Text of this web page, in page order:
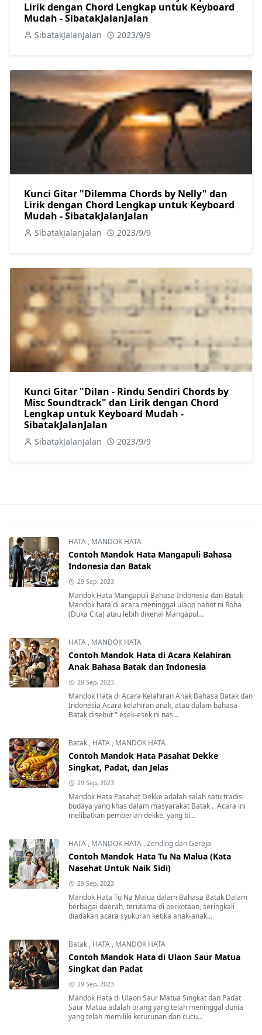
Lirik dengan Chord Lengkap untuk Keyboard
Mudah - SibatakJalanJalan
SibatakJalanJalan 2023/9/9
Kunci Gitar "Dilemma Chords by Nelly" dan
Lirik dengan Chord Lengkap untuk Keyboard
Mudah - SibatakJalanJalan
SibatakJalanJalan 2023/9/9
Kunci Gitar "Dilan - Rindu Sendiri Chords by
Misc Soundtrack" dan Lirik dengan Chord
Lengkap untuk Keyboard Mudah -
SibatakJalanJalan
SibatakJalanJalan 2023/9/9
HATA , MANDOK HATA
Contoh Mandok Hata Mangapuli Bahasa
Indonesia dan Batak
29 Sep, 2023
Mandok Hata Mangapuli Bahasa Indonesia dan Batak
Mandok hata di acara meninggal ulaon habot ni Roha
(Duka Cita) atau lebih dikenal Mangapul...
HATA , MANDOK HATA
Contoh Mandok Hata di Acara Kelahiran
Anak Bahasa Batak dan Indonesia
29 Sep, 2023
Mandok Hata di Acara Kelahiran Anak Bahasa Batak dan
Indonesia Acara kelahiran anak, atau dalam bahasa
Batak disebut " esek-esek ni nas...
Batak , HATA , MANDOK HATA
Contoh Mandok Hata Pasahat Dekke
Singkat, Padat, dan Jelas
29 Sep, 2023
Mandok Hata Pasahat Dekke adalah salah satu tradisi
budaya yang khas dalam masyarakat Batak . Acara ini
melibatkan pemberian dekke, yang bi...
HATA , MANDOK HATA ,Zending dan Gereja
Contoh Mandok Hata Tu Na Malua (Kata
Nasehat Untuk Naik Sidi)
29 Sep, 2023
Mandok Hata Tu Na Malua dalam Bahasa Batak Dalam
berbagai daerah, terutama di perkotaan, seringkali
diadakan acara syukuran ketika anak-anak...
Batak , HATA , MANDOK HATA
Contoh Mandok Hata di Ulaon Saur Matua
Singkat dan Padat
29 Sep, 2023
Mandok Hata di Ulaon Saur Matua Singkat dan Padat
Saur Matua adalah orang yang telah meninggal dunia
yang telah memiliki keturunan dan cucu...